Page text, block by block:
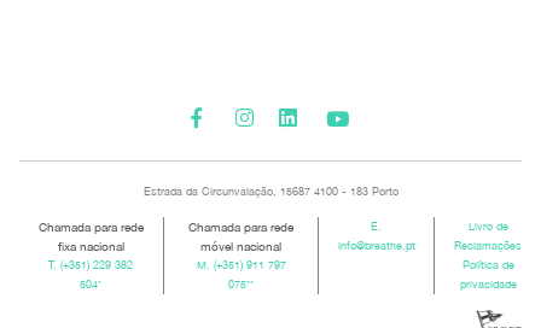
Estrada da Circunvalação, 15687 4100 - 183 Porto
Chamada para rede
fixa nacional
T.(+351) 229 382
504*
Chamada para rede
móvel nacional
M. (+351) 911 797
075**
E.
info@breathe.pt
Livro de
Reclamações
Política de
privacidade